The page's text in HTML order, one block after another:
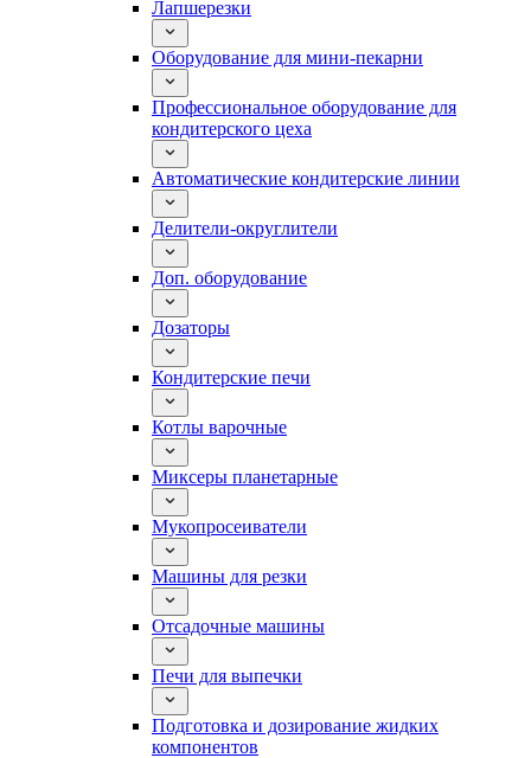
Лапшерезки
Оборудование для мини-пекарни
Профессиональное оборудование для
кондитерского цеха
Автоматические кондитерские линии
Делители-округлители
Доп. оборудование
Дозаторы
Кондитерские печи
Котлы варочные
Миксеры планетарные
Мукопросеиватели
Машины для резки
Отсадочные машины
Печи для выпечки
Подготовка и дозирование жидких
компонентов